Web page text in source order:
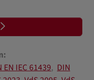
EN IEC 61439, DIN